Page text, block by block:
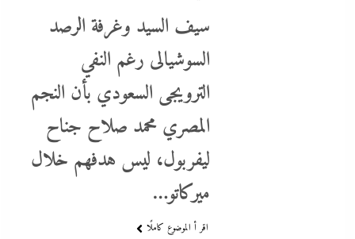
سيف السيد وغرفة الرصد
السوشيالى رغم النفي
الترويجى السعودي بأن النجم
المصري محمد صلاح جناح
ليفربول، ليس هدفهم خلال
ميركاتو…
اقر أ الموضوع كاملًا
ما حذرنا منه يحدث: اشتباكات عنيفة لليوم الرابع بين الجيش الإثيوبي
وقوات تيجراي..ونظام آبي أحمد يرتعب